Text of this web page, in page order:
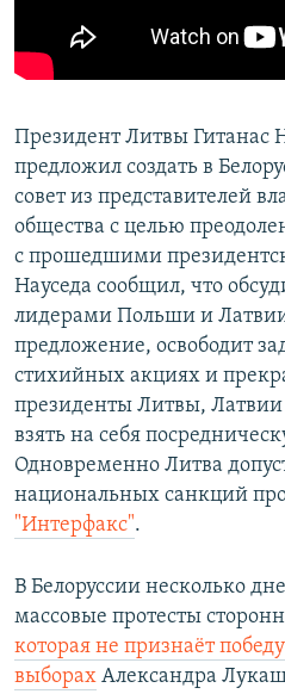
Президент Литвы Гитанас
предложил создать в
совет из представителей
общества с целью
с прошедшими
Науседа сообщил, что
лидерами Польши и
предложение, освободит
стихийных акциях и
президенты Литвы,
взять на себя
Одновременно Литва
национальных санкций
"Интерфакс".
В Белоруссии несколько
массовые протесты
которая не признаёт
выборах Александра